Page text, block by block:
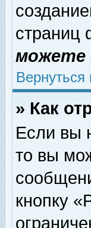
страниц
можете
Вернуться
» Как
Если вы
то вы
кнопку